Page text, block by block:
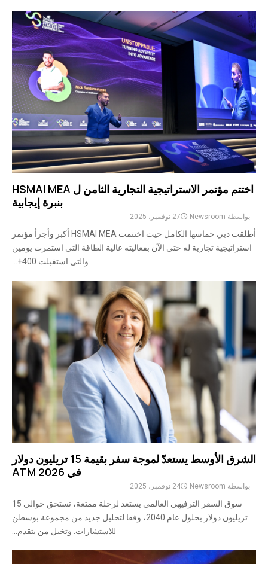
اختتم مؤتمر الاستراتيجية التجارية الثامن ل HSMAI MEA
بنبرة إيجابية
بواسطة Newsroom 27 نوفمبر، 2025
أطلقت دبي حماسها الكامل حيث اختتمت HSMAI MEA أكبر وأجرأ مؤتمر
استراتيجية تجارية له حتى الآن بفعاليته عالية الطاقة التي استمرت يومين
والتي استقبلت 400+...
الشرق الأوسط يستعدّ لموجة سفر بقيمة 15 تريليون دولار
في ATM 2026
بواسطة Newsroom 24 نوفمبر، 2025
سوق السفر الترفيهي العالمي يستعد لرحلة ممتعة، تستحق حوالي 15
تريليون دولار بحلول عام 2040، وفقا لتحليل جديد من مجموعة بوسطن
للاستشارات. وتخيل من يتقدم...